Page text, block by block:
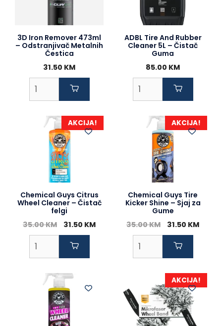
3D Iron Remover 473ml
– Odstranjivač Metalnih
Čestica
31.50 KM
ADBL Tire And Rubber
Cleaner 5L – Čistač
Guma
85.00 KM
AKCIJA!
Chemical Guys Citrus
Wheel Cleaner – Čistač
felgi
35.00KM
Original
price
was:
31.50 KMCurrent
AKCIJA!
Chemical Guys Tire
Kicker Shine – Sjaj za
Gume
35.00KM
Original
price
was:
31.50 KM
AKCIJA!